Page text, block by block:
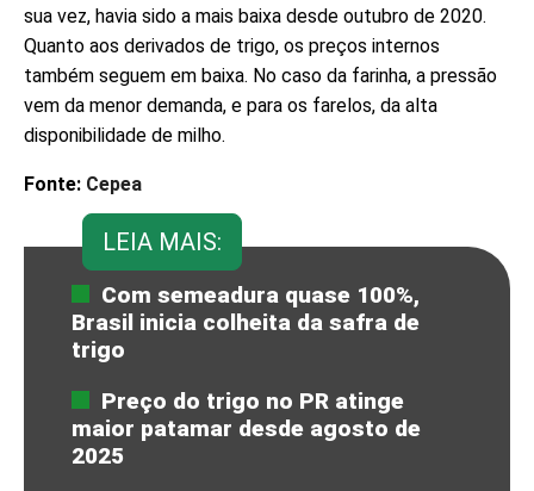
sua vez, havia sido a mais baixa desde outubro de 2020.
Quanto aos derivados de trigo, os preços internos
também seguem em baixa. No caso da farinha, a pressão
vem da menor demanda, e para os farelos, da alta
disponibilidade de milho.
Fonte: Cepea
LEIA MAIS:
Com semeadura quase 100%,
Brasil inicia colheita da safra de
trigo
Preço do trigo no PR atinge
maior patamar desde agosto de
2025